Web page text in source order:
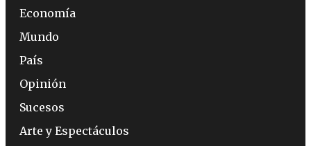
Economía
Mundo
País
Opinión
Sucesos
Arte y Espectáculos